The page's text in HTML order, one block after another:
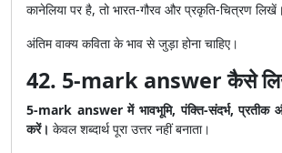
कानेलिया पर है, तो भारत-गौरव और प्रकृति-चित्रण लिखें।
अंतिम वाक्य कविता के भाव से जुड़ा होना चाहिए।
42. 5-mark answer कैसे
5-mark answer में भावभूमि, पंक्ति-संदर्भ, प्रतीक
करें। केवल शब्दार्थ पूरा उत्तर नहीं बनाता।